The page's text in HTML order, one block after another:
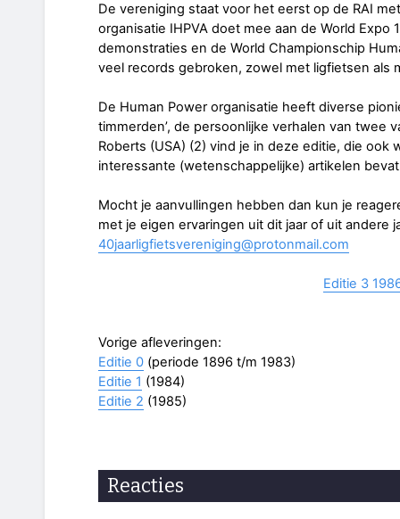
De vereniging staat voor het eerst op de RAI
organisatie IHPVA doet mee aan de World Expo
demonstraties en de World Championschip
veel records gebroken, zowel met ligfietsen als
De Human Power organisatie heeft diverse
timmerden’, de persoonlijke verhalen van twee
Roberts (USA) (2) vind je in deze editie, die ook
interessante (wetenschappelijke) artikelen
Mocht je aanvullingen hebben dan kun je
met je eigen ervaringen uit dit jaar of uit andere
40jaarligfietsvereniging@protonmail.com
Editie 3
Vorige afleveringen:
Editie 0 (periode 1896 t/m 1983)
Editie 1 (1984)
Editie 2 (1985)
Reacties